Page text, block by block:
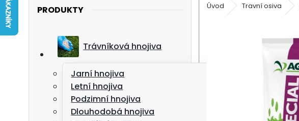
PRODUKTY
Trávníková hnojiva
Jarní hnojiva
Letní hnojiva
Podzimní hnojiva
Dlouhodobá hnojiva
Úvod Travní osiva